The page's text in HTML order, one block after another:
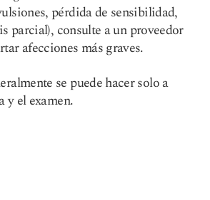
pérdida de sensibilidad,
parcial), consulte a un proveedor
afecciones más graves.
se puede hacer solo a
y el examen.